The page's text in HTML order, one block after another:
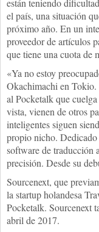
están teniendo
el país, una situación
próximo año. En un
proveedor de artículos
que tiene una cuota de
«Ya no estoy
Okachimachi en Tokio.
al Pocketalk que
vista, vienen de otros
inteligentes siguen
propio nicho.
software de traducción
precisión. Desde su
Sourcenext, que
la startup holandesa
Pocketalk. Sourcenext
abril de 2017.